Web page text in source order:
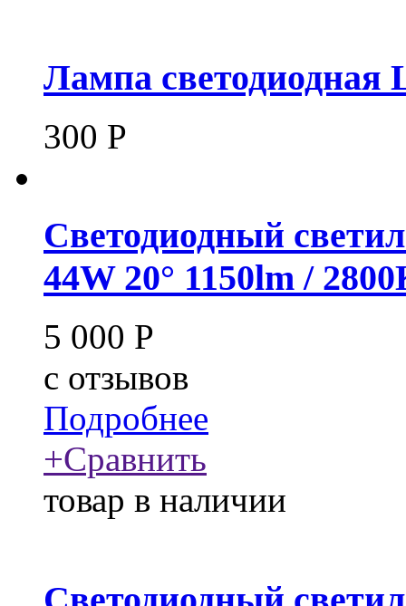
Лампа светодиодная
300 Р
Светодиодный
44W 20° 1150lm /
5 000 Р
c отзывов
Подробнее
+Сравнить
товар в наличии